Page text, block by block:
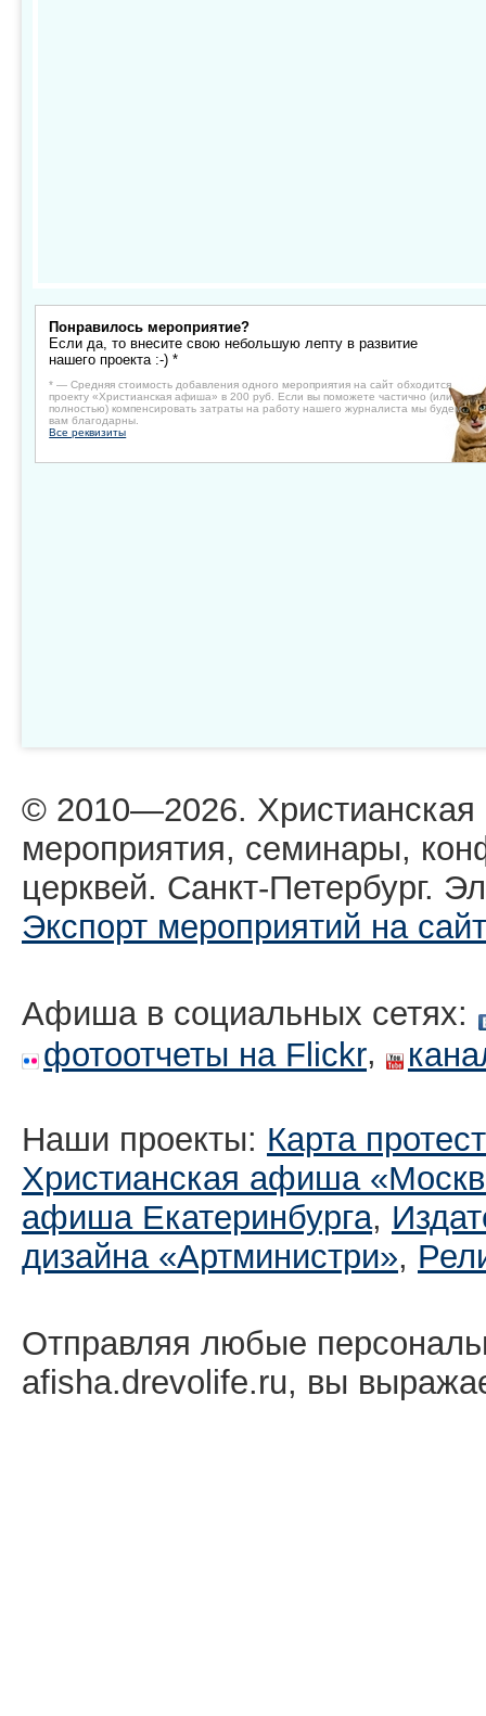
Понравилось мероприятие?
Если да, то внесите свою небольшую лепту в развитие
нашего проекта :-) *
* — Средняя стоимость добавления одного мероприятия на сайт обходится
проекту «Христианская афиша» в 200 руб. Если вы поможете частично (или
полностью) компенсировать затраты на работу нашего журналиста мы будем
вам благодарны.
Все реквизиты
© 2010—2026.
мероприятия, семинары,
церквей. Санкт-Петербург.
Экспорт мероприятий на сайт
Афиша в социальных сетях:
фотоотчеты на Flickr,
Наши проекты: Карта
Христианская афиша
афиша Екатеринбургa,
дизайна «Артминистри»,
Отправляя любые
afisha.drevolife.ru, вы